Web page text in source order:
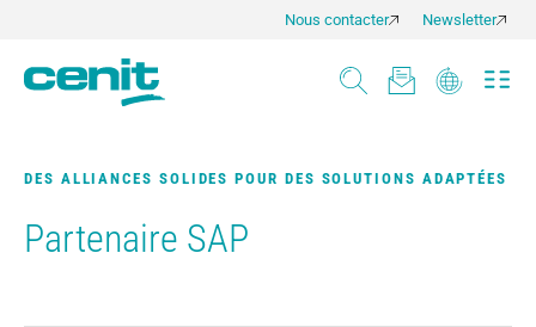
Nous contacter Newsletter
DES ALLIANCES SOLIDES POUR DES SOLUTIONS ADAPTÉES
Partenaire SAP